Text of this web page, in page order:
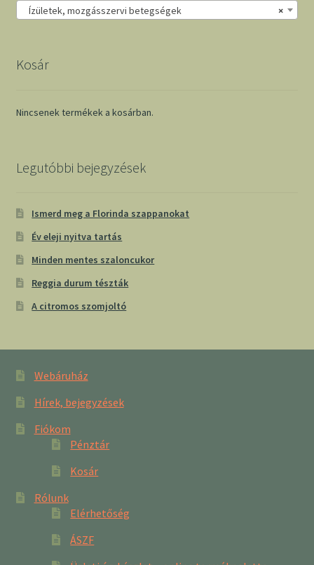
×
Ízületek, mozgásszervi betegségek
Kosár
Nincsenek termékek a kosárban.
Legutóbbi bejegyzések
Ismerd meg a Florinda szappanokat
Év eleji nyitva tartás
Minden mentes szaloncukor
Reggia durum tészták
A citromos szomjoltó
Webáruház
Hírek, bejegyzések
Fiókom
Pénztár
Kosár
Rólunk
Elérhetőség
ÁSZF